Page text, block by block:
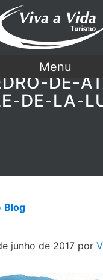
Menu
DE-
DE-LA-
Blog
junho de 2017 por